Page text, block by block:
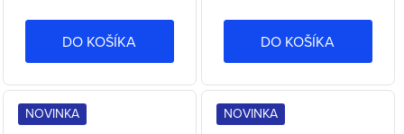
DO KOŠÍKA DO KOŠÍKA
NOVINKA NOVINKA